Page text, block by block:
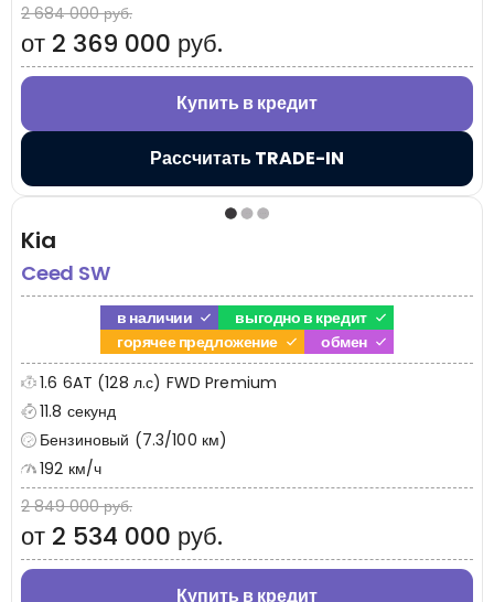
2 684 000 руб.
от 2 369 000 руб.
Купить в кредит
Рассчитать TRADE-IN
Kia
Ceed SW
в наличии
выгодно в кредит
горячее предложение
обмен
1.6 6AT (128 л.с) FWD Premium
11.8 секунд
Бензиновый (7.3/100 км)
192 км/ч
2 849 000 руб.
от 2 534 000 руб.
Купить в кредит